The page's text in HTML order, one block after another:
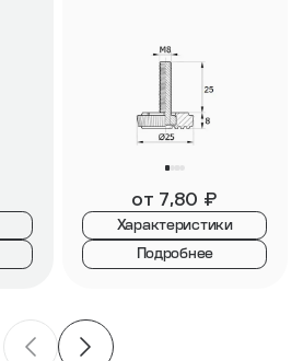
от 7,80 ₽
Характеристики
Подробнее